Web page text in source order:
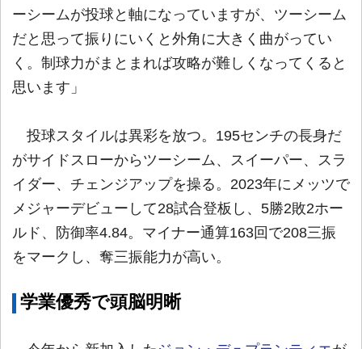
ーシームが投球と軸になっていますが、ツーシーム
だと思って振りにいくと外角に大きく曲がってい
く。制球力がまとまれば攻略が難しくなってくると
思います」
投球スタイルは異彩を放つ。195センチの長身だ
がサイドスローからツーシーム、スイーパー、スラ
イダー、チェンジアップを操る。2023年にメッツで
メジャーデビューして28試合登板し、5勝2敗2ホー
ルド、防御率4.84。マイナー通算163回で208三振
をマークし、奪三振能力が高い。
学業優秀で頭脳明晰